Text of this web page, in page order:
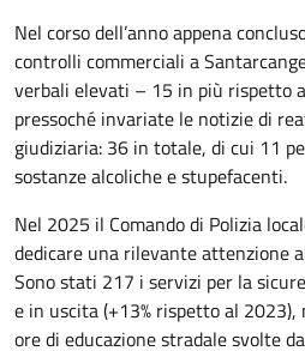
Nel corso dell’anno appena
controlli commerciali a
verbali elevati – 15 in più rispetto
pressoché invariate le notizie di
giudiziaria: 36 in totale, di cui 11
sostanze alcoliche e stupefacenti.
Nel 2025 il Comando di Polizia
dedicare una rilevante attenzione
Sono stati 217 i servizi per la
e in uscita (+13% rispetto al
ore di educazione stradale svolte